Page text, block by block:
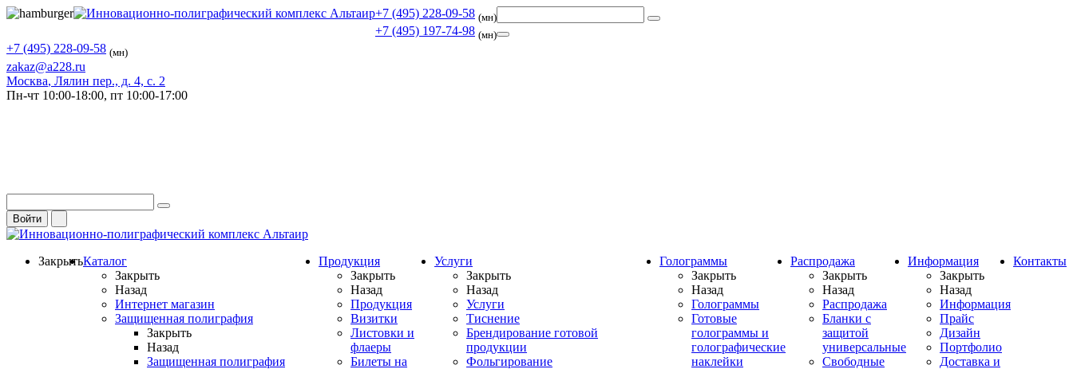
+7 (495) 228-09-58 (мн)
+7 (495) 197-74-98 (мн)
+7 (495) 228-09-58 (мн)
zakaz@a228.ru
Москва, Лялин пер., д. 4, с. 2
Пн-чт 10:00-18:00, пт 10:00-17:00
Войти
ЗакрытьКаталог
Закрыть
Назад
Интернет магазин
Защищенная полиграфия
Закрыть
Назад
Защищенная полиграфия
Продукция
Закрыть
Назад
Продукция
Визитки
Листовки и
флаеры
Билеты на
Услуги
Закрыть
Назад
Услуги
Тиснение
Брендирование готовой
продукции
Фольгирование
Голограммы
Закрыть
Назад
Голограммы
Готовые
голограммы и
голографические
наклейки
Распродажа
Закрыть
Назад
Распродажа
Бланки с
защитой
универсальные
Свободные
Информация
Закрыть
Назад
Информация
Прайс
Дизайн
Портфолио
Доставка и
Контакты